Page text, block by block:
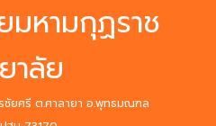
มหามกุฏราช
าลัย
ชัยศรี ต.ศาลายา อ.พุทธมณฑล